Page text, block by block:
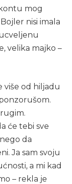
mog
nisi imala
velika majko –
više od hiljadu
će tebi sve
da
Ja sam svoju
a mi kad
– rekla je